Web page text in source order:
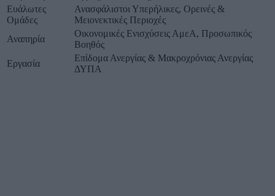
Ευάλωτες
Ομάδες
Ανασφάλιστοι Υπερήλικες, Ορεινές &
Μειονεκτικές Περιοχές
Αναπηρία
Οικονομικές Ενισχύσεις ΑμεΑ, Προσωπικός
Βοηθός
Εργασία
Επίδομα Ανεργίας & Μακροχρόνιας Ανεργίας
ΔΥΠΑ